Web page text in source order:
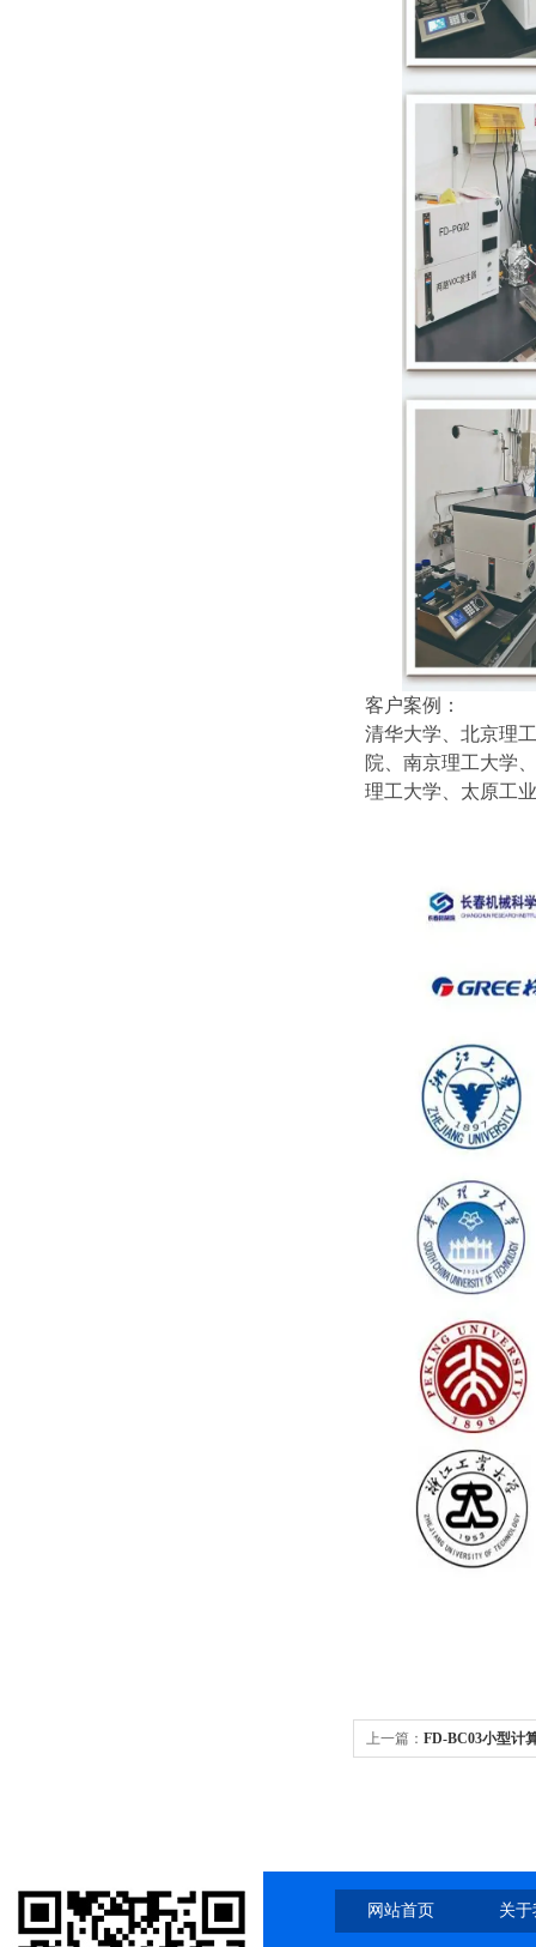
客户案例：
清华大学、北京理
院、南京理工大学
理工大学、太原工
上一篇： FD-BC03小型计
网站首页 关